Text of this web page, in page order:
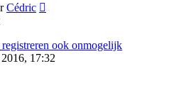
Cédric
ook onmogelijk
17:32